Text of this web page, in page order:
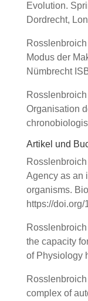
Evolution.
Dordrecht,
Modus der
Nümbrecht
Organisation
Artikel und
Agency as an
organisms.
https://
the capacity
of Physiology
complex of